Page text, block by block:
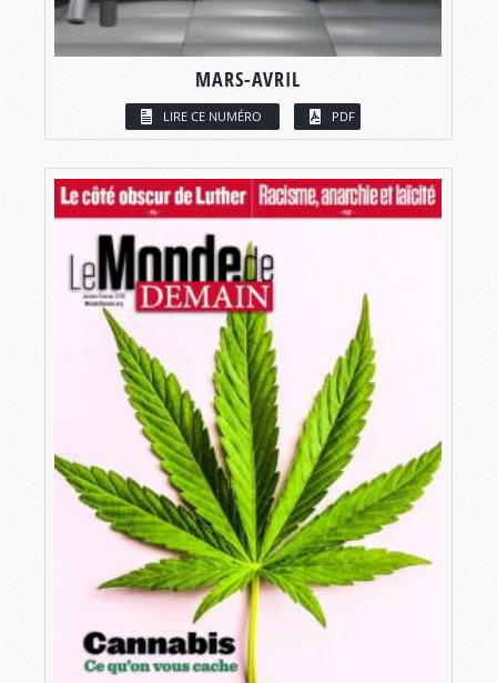
MARS-AVRIL
LIRE CE NUMÉRO PDF